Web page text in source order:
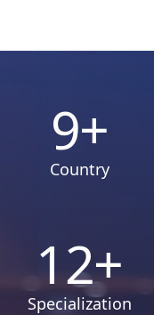
12+
Specialization
9+
Country